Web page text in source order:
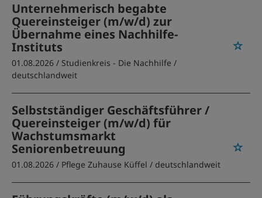
Unternehmerisch begabte
Quereinsteiger (m/w/d) zur
Übernahme eines Nachhilfe-
Instituts
01.08.2026 / Studienkreis - Die Nachhilfe /
deutschlandweit
Selbstständiger Geschäftsführer /
Quereinsteiger (m/w/d) für
Wachstumsmarkt
Seniorenbetreuung
01.08.2026 / Pflege Zuhause Küffel / deutschlandweit